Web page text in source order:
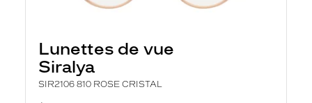
Lunettes de vue
Siralya
SIR2106 810 ROSE CRISTAL